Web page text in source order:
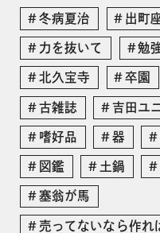
冬病夏治 出町
力を抜いて 勉
北久宝寺 卒園
古雑誌 吉田ユ
嗜好品 器
図鑑 土鍋
塞翁が馬
売ってないなら作れ